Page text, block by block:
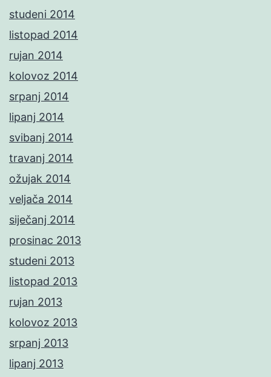
studeni 2014
listopad 2014
rujan 2014
kolovoz 2014
srpanj 2014
lipanj 2014
svibanj 2014
travanj 2014
ožujak 2014
veljača 2014
siječanj 2014
prosinac 2013
studeni 2013
listopad 2013
rujan 2013
kolovoz 2013
srpanj 2013
lipanj 2013